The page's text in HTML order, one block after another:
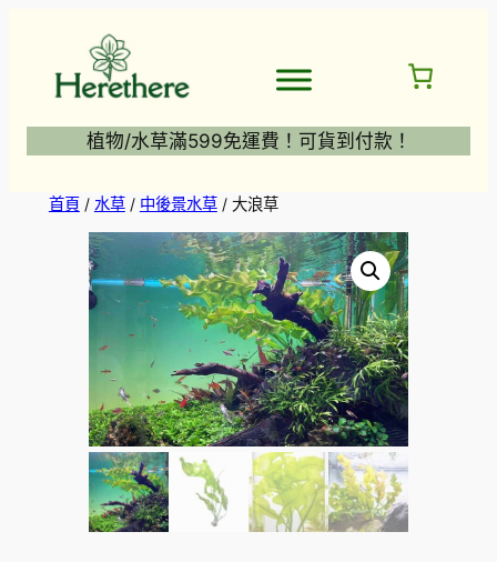
植物/水草滿599免運費！可貨到付款！
首頁/ 水草/ 中後景水草/ 大浪草